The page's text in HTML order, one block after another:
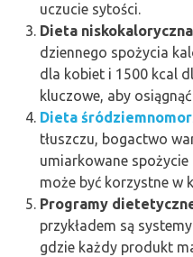
uczucie sytości.
Dieta niskokaloryczna
dziennego spożycia
dla kobiet i 1500 kcal
kluczowe, aby
Dieta
tłuszczu, bogactwo
umiarkowane spożycie
może być korzystne w
Programy
przykładem są
gdzie każdy produkt